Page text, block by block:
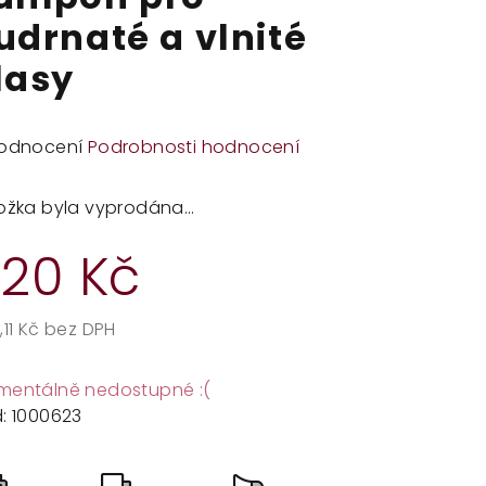
a vlnité
Podrobnosti hodnocení
byla vyprodána…
Kč
Kč bez DPH
nedostupné :(
1000623